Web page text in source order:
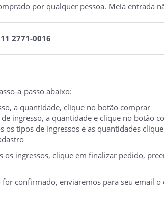
por qualquer pessoa. Meia entrada
11 2771-0016
a-passo abaixo:
a quantidade, clique no botão comprar
ingresso, a quantidade e clique no botão
os tipos de ingressos e as quantidades
os ingressos, clique em finalizar pedido,
confirmado, enviaremos para seu email